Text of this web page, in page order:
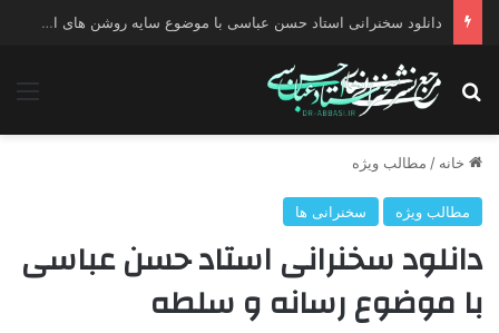
دانلود سخنرانی استاد حسن عباسی با موضوع چهار انتخاب ۱۴۰۰
جستجو برای
خانه / مطالب ویژه
مطالب ویژه سخنرانی ها
دانلود سخنرانی استاد حسن عباسی
با موضوع رسانه و سلطه